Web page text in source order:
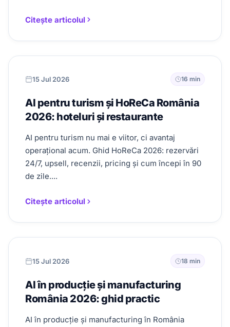
Citește articolul
15 Jul 2026 16 min
AI pentru turism și HoReCa România
2026: hoteluri și restaurante
AI pentru turism nu mai e viitor, ci avantaj
operațional acum. Ghid HoReCa 2026: rezervări
24/7, upsell, recenzii, pricing și cum începi în 90
de zile....
Citește articolul
15 Jul 2026 18 min
AI în producție și manufacturing
România 2026: ghid practic
AI în producție și manufacturing în România